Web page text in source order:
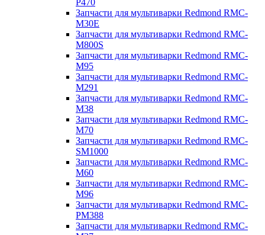
P470
Запчасти для мультиварки Redmond RMC-
M30E
Запчасти для мультиварки Redmond RMC-
M800S
Запчасти для мультиварки Redmond RMC-
M95
Запчасти для мультиварки Redmond RMC-
M291
Запчасти для мультиварки Redmond RMC-
M38
Запчасти для мультиварки Redmond RMC-
M70
Запчасти для мультиварки Redmond RMC-
SM1000
Запчасти для мультиварки Redmond RMC-
M60
Запчасти для мультиварки Redmond RMC-
M96
Запчасти для мультиварки Redmond RMC-
PM388
Запчасти для мультиварки Redmond RMC-